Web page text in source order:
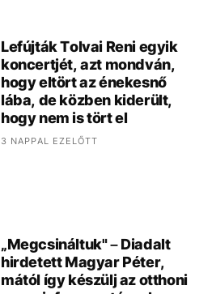
Lefújták Tolvai Reni egyik
koncertjét, azt mondván,
hogy eltört az énekesnő
lába, de közben kiderült,
hogy nem is tört el
3 NAPPAL EZELŐTT
„Megcsináltuk" – Diadalt
hirdetett Magyar Péter,
mától így készülj az otthoni